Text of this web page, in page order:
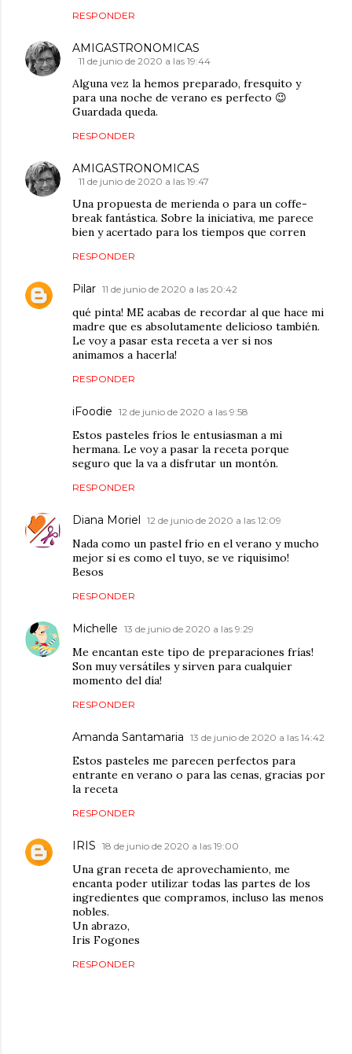
RESPONDER
AMIGASTRONOMICAS
11 de junio de 2020 a las 19:44
Alguna vez la hemos preparado, fresquito y
para una noche de verano es perfecto 😉
Guardada queda.
RESPONDER
AMIGASTRONOMICAS
11 de junio de 2020 a las 19:47
Una propuesta de merienda o para un coffe-
break fantástica. Sobre la iniciativa, me parece
bien y acertado para los tiempos que corren
RESPONDER
Pilar 11 de junio de 2020 a las 20:42
qué pinta! ME acabas de recordar al que hace mi
madre que es absolutamente delicioso también.
Le voy a pasar esta receta a ver si nos
animamos a hacerla!
RESPONDER
iFoodie 12 de junio de 2020 a las 9:58
Estos pasteles fríos le entusiasman a mi
hermana. Le voy a pasar la receta porque
seguro que la va a disfrutar un montón.
RESPONDER
Diana Moriel 12 de junio de 2020 a las 12:09
Nada como un pastel frio en el verano y mucho
mejor si es como el tuyo, se ve riquisimo!
Besos
RESPONDER
Michelle 13 de junio de 2020 a las 9:29
Me encantan este tipo de preparaciones frías!
Son muy versátiles y sirven para cualquier
momento del día!
RESPONDER
Amanda Santamaria 13 de junio de 2020 a las 14:42
Estos pasteles me parecen perfectos para
entrante en verano o para las cenas, gracias por
la receta
RESPONDER
IRIS 18 de junio de 2020 a las 19:00
Una gran receta de aprovechamiento, me
encanta poder utilizar todas las partes de los
ingredientes que compramos, incluso las menos
nobles.
Un abrazo,
Iris Fogones
RESPONDER